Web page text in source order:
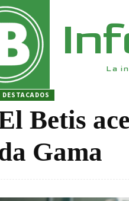
La
DESTACADOS
Betis
Gama